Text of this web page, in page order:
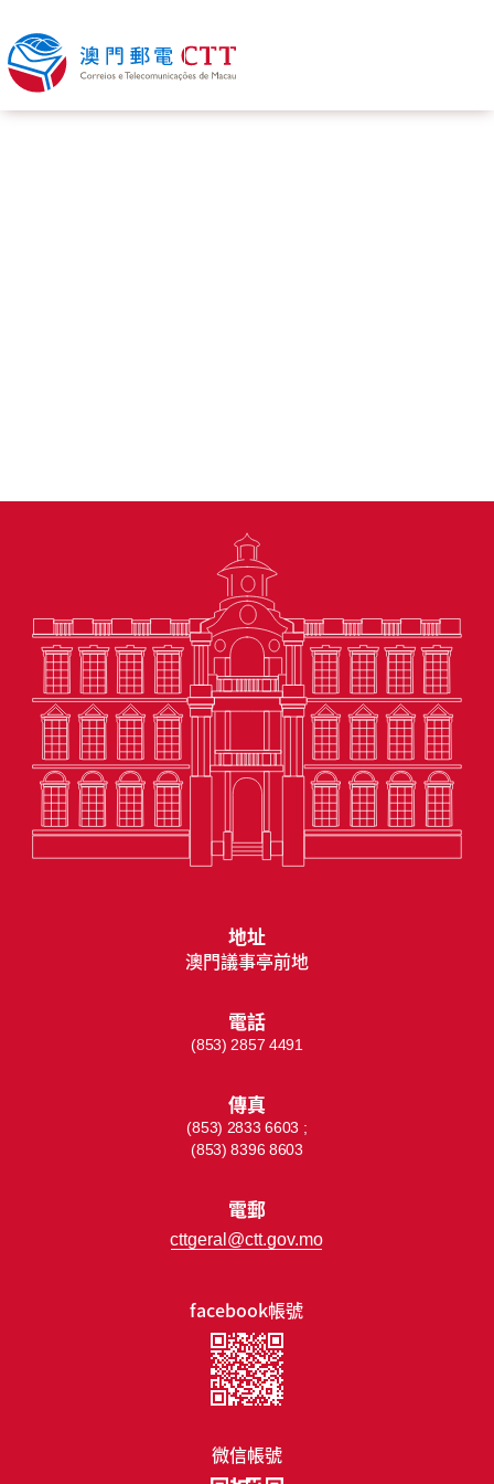
facebook帳號
微信帳號
地址
澳門議事亭前地
電話
(853) 2857 4491
傳真
(853) 2833 6603 ;
(853) 8396 8603
電郵
cttgeral@ctt.gov.mo